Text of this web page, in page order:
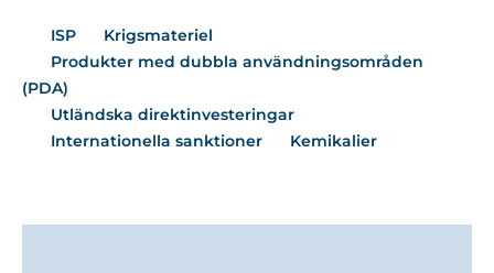
ISP
Krigsmateriel
Produkter med dubbla användningsområden
(PDA)
Utländska direktinvesteringar
Internationella sanktioner
Kemikalier